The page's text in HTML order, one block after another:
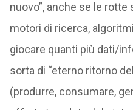
nuovo”, anche se le
motori di ricerca,
giocare quanti più dati/
sorta di “eterno ritorno
(produrre, consumare,